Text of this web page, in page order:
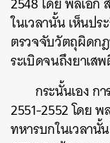
ในเวลานั้น เห็นป
ตรวจจับวัตถุผิดก
ระเบิดจนถึงยาเส
กระนั้นเอง ก
2551-2552 โดย
ทหารบกในเวลานั้